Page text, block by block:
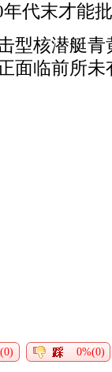
代末才能
型核潜艇
面临前所未
0%(0)